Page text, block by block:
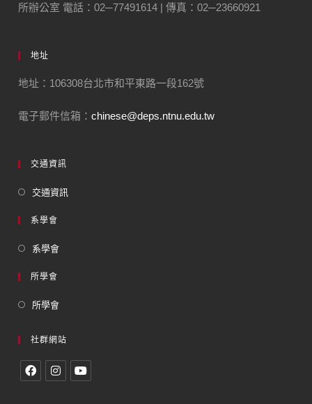
所辦公室 電話：02─77491614 | 傳真：02─23660921
地址
地址：106308台北市和平東路一段162號
電子郵件信箱：chinese@deps.ntnu.edu.tw
交通資訊
交通資訊
系學會
系學會
所學會
所學會
社群網站